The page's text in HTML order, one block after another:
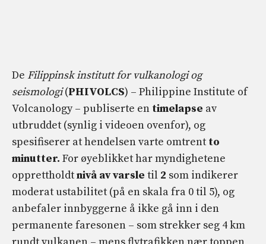
De Filippinsk institutt for vulkanologi og
seismologi(PHIVOLCS) – Philippine Institute of
Volcanology – publiserte en timelapse av
utbruddet (synlig i videoen ovenfor), og
spesifiserer at hendelsen varte omtrent to
minutter. For øyeblikket har myndighetene
opprettholdtnivå avvarsle til 2 som indikerer
moderat ustabilitet (på en skala fra 0 til 5), og
anbefaler innbyggerne å ikke gå inn i den
permanente faresonen – som strekker seg 4 km